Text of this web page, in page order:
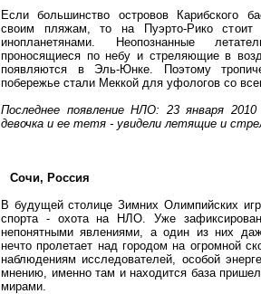
Если большинство островов Карибского
своим пляжам, то на Пуэрто-Рико стоит
инопланетянами. Неопознанные
проносящиеся по небу и стреляющие в
появляются в Эль-Юнке. Поэтому
побережье стали Меккой для уфологов со
Последнее появление НЛО: 23 января
девочка и ее тетя - увидели летящие и
Сочи, Россия
В будущей столице Зимних Олимпийских
спорта - охота на НЛО. Уже
непонятными явлениями, а один из них
нечто пролетает над городом на огромной
наблюдениям исследователей, особой
мнению, именно там и находится база
мирами.